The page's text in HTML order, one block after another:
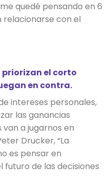
quedé pensando en 6
relacionarse con el
priorizan el corto
en contra.
intereses personales,
las ganancias
a jugarnos en
Drucker, “La
es pensar en
futuro de las decisiones